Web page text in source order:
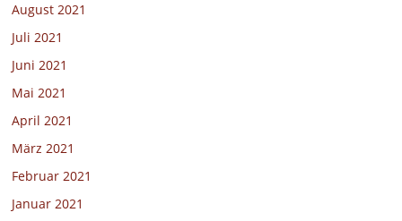
August 2021
Juli 2021
Juni 2021
Mai 2021
April 2021
März 2021
Februar 2021
Januar 2021